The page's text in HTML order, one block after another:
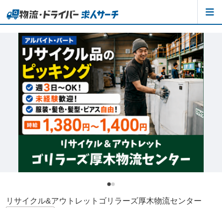
リサイクル&アウトレットゴリラーズ厚木物流センター